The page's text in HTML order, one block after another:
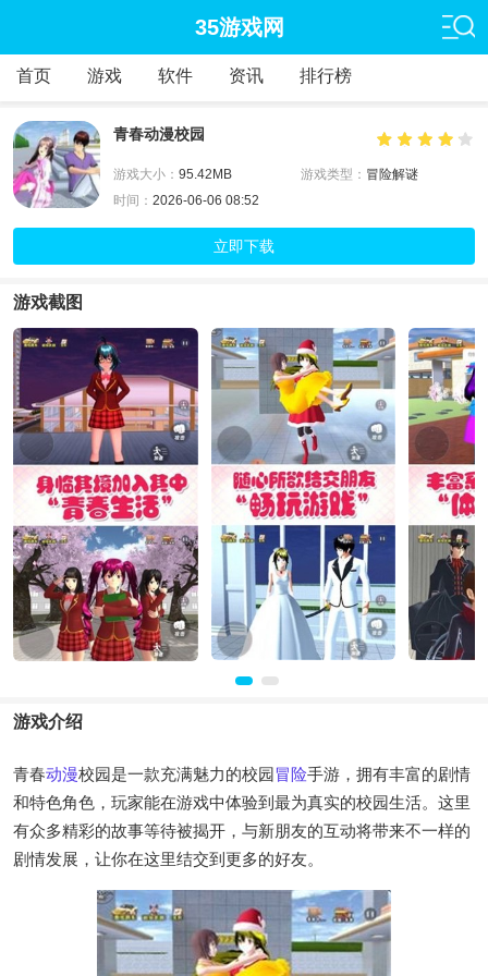
35游戏网
首页 游戏 软件 资讯 排行榜
青春动漫校园
游戏大小： 95.42MB 游戏类型： 冒险解谜
时间： 2026-06-06 08:52
立即下载
游戏截图
游戏介绍
青春动漫校园是一款充满魅力的校园冒险手游，拥有丰富的剧情
和特色角色，玩家能在游戏中体验到最为真实的校园生活。这里
有众多精彩的故事等待被揭开，与新朋友的互动将带来不一样的
剧情发展，让你在这里结交到更多的好友。